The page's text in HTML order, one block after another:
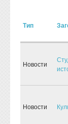
Тип
Новости
Новости